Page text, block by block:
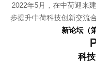
2022年5月，在中荷迎来
步提升中荷科技创新交流
新论坛（
科